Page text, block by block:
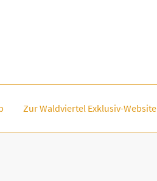
Zur Waldviertel Exklusiv-Website